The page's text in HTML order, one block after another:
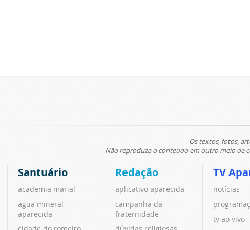
Os textos, fotos,
Não reproduza o conteúdo em outro meio de
Santuário
academia marial
água mineral
aparecida
Redação
aplicativo aparecida
campanha da
fraternidade
TV
notícias
tv ao vivo